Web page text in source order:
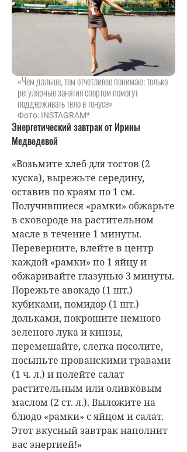
«Чем дальше, тем отчетливее понимаю: только
регулярные занятия спортом помогут
поддерживать тело в тонусе»
Фото: INSTAGRAM*
Энергетический завтрак от Ирины
Медведевой
«Возьмите хлеб для тостов (2
куска), вырежьте середину,
оставив по краям по 1 см.
Получившиеся «рамки» обжарьте
в сковороде на растительном
масле в течение 1 минуты.
Переверните, влейте в центр
каждой «рамки» по 1 яйцу и
обжаривайте глазунью 3 минуты.
Порежьте авокадо (1 шт.)
кубиками, помидор (1 шт.)
дольками, покрошите немного
зеленого лука и кинзы,
перемешайте, слегка посолите,
посыпьте прованскими травами
(1 ч. л.) и полейте салат
растительным или оливковым
маслом (2 ст. л.). Выложите на
блюдо «рамки» с яйцом и салат.
Этот вкусный завтрак наполнит
вас энергией!»